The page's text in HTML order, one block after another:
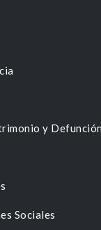
y Defunción
Sociales